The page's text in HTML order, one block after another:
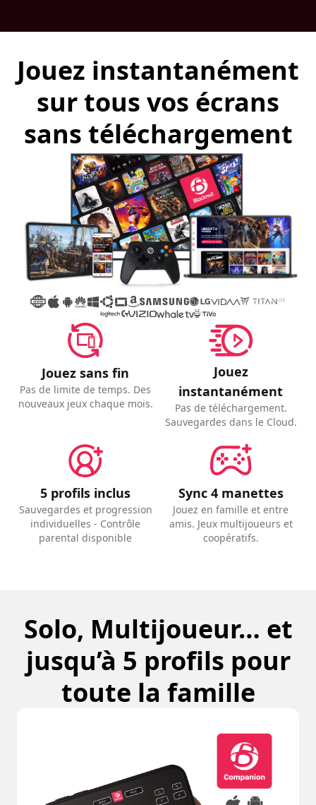
Jouez instantanément
sur tous vos écrans
sans téléchargement
Jouez sans fin
Pas de limite de temps. Des
nouveaux jeux chaque mois.
Jouez
instantanément
Pas de téléchargement.
Sauvegardes dans le Cloud.
5 profils inclus
Sauvegardes et progression
individuelles - Contrôle
parental disponible
Sync 4 manettes
Jouez en famille et entre
amis. Jeux multijoueurs et
coopératifs.
Solo, Multijoueur… et
jusqu’à 5 profils pour
toute la famille